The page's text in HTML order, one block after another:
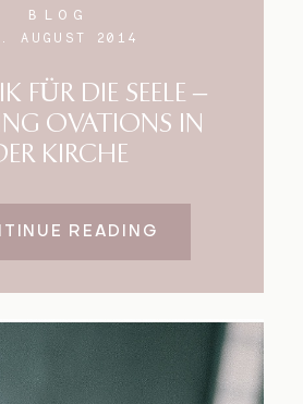
BLOG
AUGUST 2014
FÜR DIE SEELE –
OVATIONS IN
KIRCHE
READING